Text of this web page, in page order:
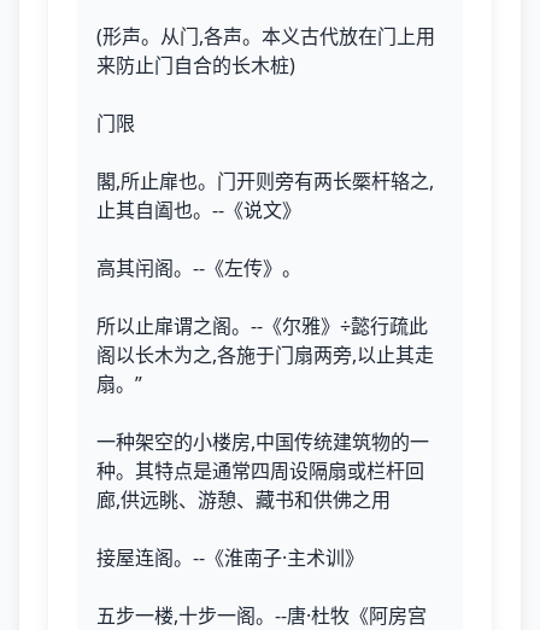
(形声。从门,各声。本义古代放在门上用
来防止门自合的长木桩)
门限
閣,所止扉也。门开则旁有两长橜杆辂之,
止其自阖也。--《说文》
高其闬阁。--《左传》。
所以止扉谓之阁。--《尔雅》÷懿行疏此
阁以长木为之,各施于门扇两旁,以止其走
扇。”
一种架空的小楼房,中国传统建筑物的一
种。其特点是通常四周设隔扇或栏杆回
廊,供远眺、游憩、藏书和供佛之用
接屋连阁。--《淮南子·主术训》
五步一楼,十步一阁。--唐·杜牧《阿房宫